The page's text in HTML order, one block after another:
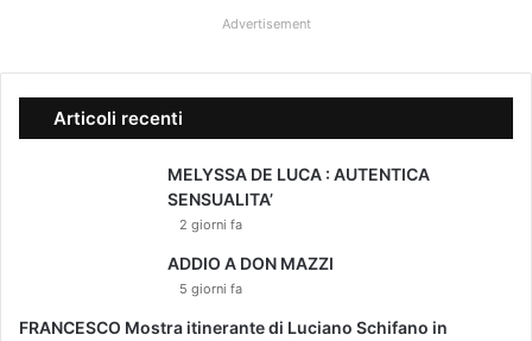
Advertisement
Articoli recenti
MELYSSA DE LUCA : AUTENTICA
SENSUALITA’
2 giorni fa
ADDIO A DON MAZZI
5 giorni fa
FRANCESCO Mostra itinerante di Luciano Schifano in